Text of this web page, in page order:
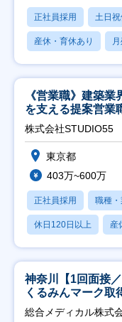
正社員採用 土日
産休・育休あり
《営業職》建築
を支える提案営
株式会社STUDIO55
東京都
403万~600万
正社員採用 職種
休日120日以上 産
神奈川【1回面接
くるみんマーク取
総合メディカル株式